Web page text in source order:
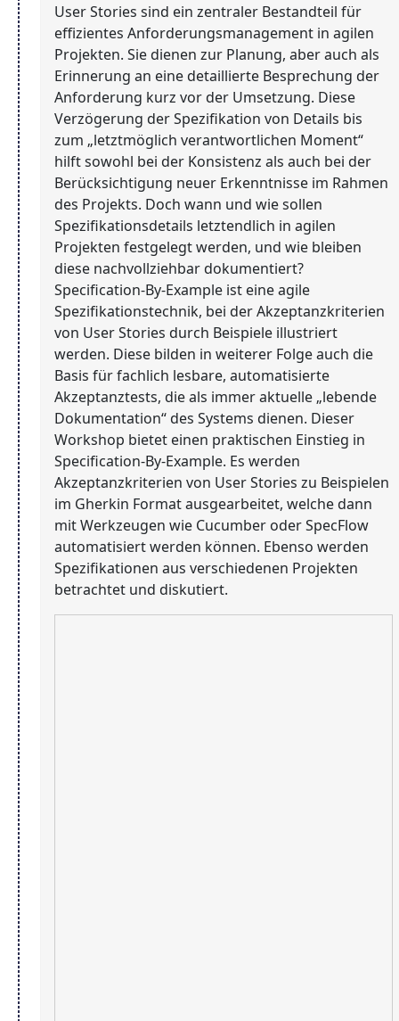
User Stories sind ein zentraler Bestandteil für
effizientes Anforderungsmanagement in agilen
Projekten. Sie dienen zur Planung, aber auch als
Erinnerung an eine detaillierte Besprechung der
Anforderung kurz vor der Umsetzung. Diese
Verzögerung der Spezifikation von Details bis
zum „letztmöglich verantwortlichen Moment“
hilft sowohl bei der Konsistenz als auch bei der
Berücksichtigung neuer Erkenntnisse im Rahmen
des Projekts. Doch wann und wie sollen
Spezifikationsdetails letztendlich in agilen
Projekten festgelegt werden, und wie bleiben
diese nachvollziehbar dokumentiert?
Specification-By-Example ist eine agile
Spezifikationstechnik, bei der Akzeptanzkriterien
von User Stories durch Beispiele illustriert
werden. Diese bilden in weiterer Folge auch die
Basis für fachlich lesbare, automatisierte
Akzeptanztests, die als immer aktuelle „lebende
Dokumentation“ des Systems dienen. Dieser
Workshop bietet einen praktischen Einstieg in
Specification-By-Example. Es werden
Akzeptanzkriterien von User Stories zu Beispielen
im Gherkin Format ausgearbeitet, welche dann
mit Werkzeugen wie Cucumber oder SpecFlow
automatisiert werden können. Ebenso werden
Spezifikationen aus verschiedenen Projekten
betrachtet und diskutiert.